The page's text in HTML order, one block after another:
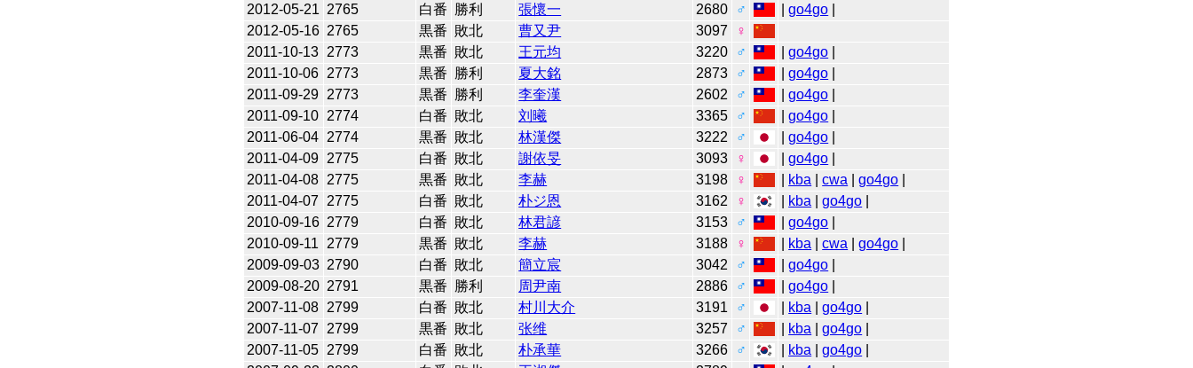
2012-05-21 2765 白番 勝利 張懷一 2680 ♂ |go4go
2012-05-16 2765 黒番 敗北 曹又尹 3097
♀
2011-10-13 2773 黒番 敗北 王元均 3220 ♂ |go4go
2011-10-06 2773 黒番 勝利 夏大銘 2873 ♂ |go4go
2011-09-29 2773 黒番 勝利 李奎漢 2602 ♂ |go4go
2011-09-10 2774 白番 敗北 刘曦 3365 ♂ |go4go
2011-06-04 2774 黒番 敗北 林漢傑 3222 ♂ |go4go
2011-04-09 2775 白番 敗北 謝依旻 3093 ♀ |go4go
2011-04-08 2775 黒番 敗北 李赫 3198 ♀ kba |cwa |go4go
2011-04-07
2775 白番 敗北 朴ジ恩 3162 ♀ kba |go4go
2010-09-16 2779 白番 敗北 林君諺 3153 ♂ |go4go
2010-09-11
2779 黒番 敗北 李赫 3188 ♀ kba |cwa |go4go
2009-09-03 2790 白番 敗北 簡立宸 3042 ♂ |go4go
2009-08-20 2791 黒番 勝利 周尹南 2886 ♂ |go4go
2007-11-08 2799 白番 敗北 村川大介 3191 ♂ kba |go4go
2007-11-07
2799 黒番 敗北 张维 3257 ♂ kba |go4go
2007-11-05 2799 白番 敗北 朴承華 3266 ♂ kba |go4go